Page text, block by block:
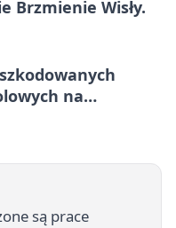
Brzmienie Wisły.
na
są prace